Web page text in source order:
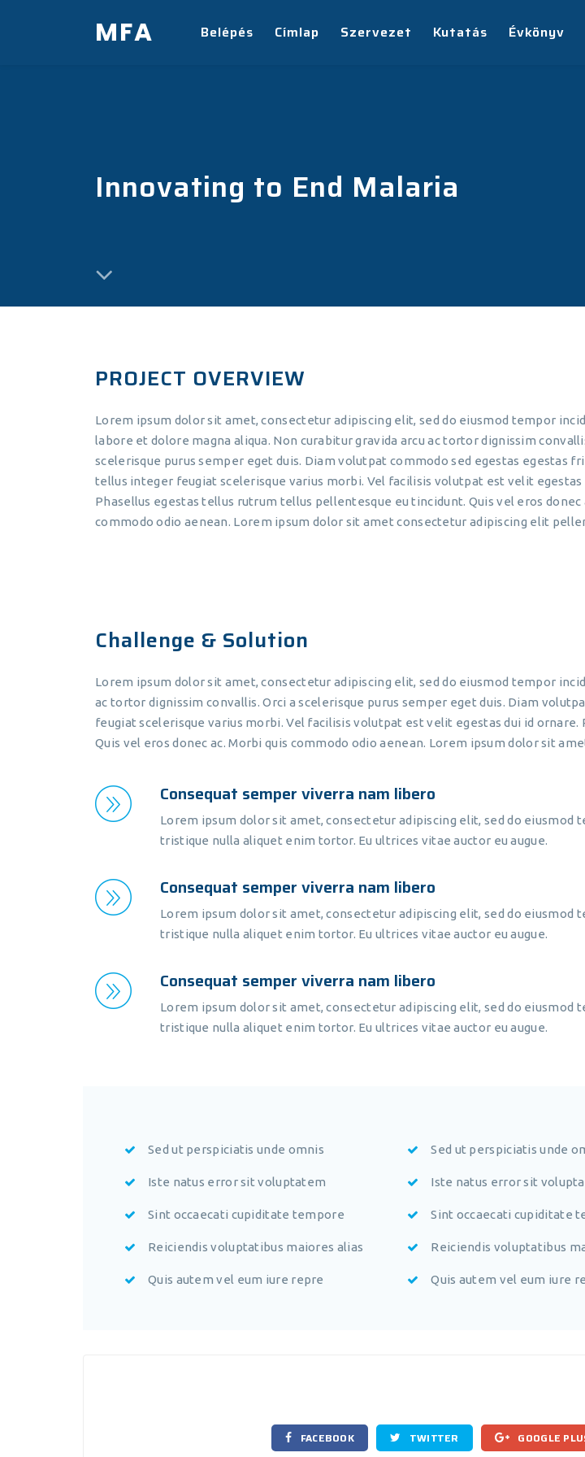
MFA Belépés Címlap Szervezet Kutatás Évkönyv
Innovating to End Malaria
PROJECT OVERVIEW
Lorem ipsum dolor sit amet, consectetur adipiscing elit, sed do eiusmod tempor
labore et dolore magna aliqua. Non curabitur gravida arcu ac tortor dignissim
scelerisque purus semper eget duis. Diam volutpat commodo sed egestas egestas
tellus integer feugiat scelerisque varius morbi. Vel facilisis volutpat est velit egestas
Phasellus egestas tellus rutrum tellus pellentesque eu tincidunt. Quis vel eros donec
commodo odio aenean. Lorem ipsum dolor sit amet consectetur adipiscing elit
Challenge & Solution
Lorem ipsum dolor sit amet, consectetur adipiscing elit, sed do eiusmod tempor
ac tortor dignissim convallis. Orci a scelerisque purus semper eget duis. Diam
feugiat scelerisque varius morbi. Vel facilisis volutpat est velit egestas dui id
Quis vel eros donec ac. Morbi quis commodo odio aenean. Lorem ipsum dolor sit
Consequat semper viverra nam libero
Lorem ipsum dolor sit amet, consectetur adipiscing elit, sed do
tristique nulla aliquet enim tortor. Eu ultrices vitae auctor eu augue.
Consequat semper viverra nam libero
Lorem ipsum dolor sit amet, consectetur adipiscing elit, sed do
tristique nulla aliquet enim tortor. Eu ultrices vitae auctor eu augue.
Consequat semper viverra nam libero
Lorem ipsum dolor sit amet, consectetur adipiscing elit, sed do
tristique nulla aliquet enim tortor. Eu ultrices vitae auctor eu augue.
Sed ut perspiciatis unde omnis
Iste natus error sit voluptatem
Sint occaecati cupiditate tempore
Reiciendis voluptatibus maiores alias
Quis autem vel eum iure repre
Sed ut perspiciatis unde
Iste natus error sit
Sint occaecati cupiditate
Reiciendis voluptatibus
Quis autem vel eum iure
FACEBOOK TWITTER GOOGLE